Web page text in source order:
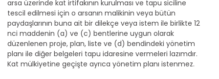
arsa üzerinde kat irtifakının kurulması ve tapu siciline
tescil edilmesi için o arsanın malikinin veya bütün
paydaşlarının buna ait bir dilekçe veya istem ile birlikte 12
nci maddenin (a) ve (c) bentlerine uygun olarak
düzenlenen proje, plan, liste ve (d) bendindeki yönetim
planı ile diğer belgeleri tapu idaresine vermeleri lazımdır.
Kat mülkiyetine geçişte ayrıca yönetim planı istenmez.